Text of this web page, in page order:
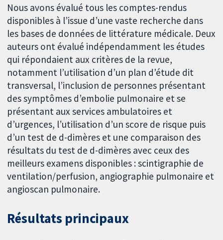
Nous avons évalué tous les comptes-rendus
disponibles à l’issue d’une vaste recherche dans
les bases de données de littérature médicale. Deux
auteurs ont évalué indépendamment les études
qui répondaient aux critères de la revue,
notamment l’utilisation d’un plan d’étude dit
transversal, l’inclusion de personnes présentant
des symptômes d’embolie pulmonaire et se
présentant aux services ambulatoires et
d’urgences, l’utilisation d’un score de risque puis
d’un test de d-dimères et une comparaison des
résultats du test de d-dimères avec ceux des
meilleurs examens disponibles : scintigraphie de
ventilation/perfusion, angiographie pulmonaire et
angioscan pulmonaire.
Résultats principaux